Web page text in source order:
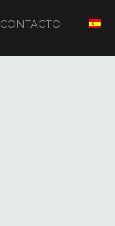
CONTACTO